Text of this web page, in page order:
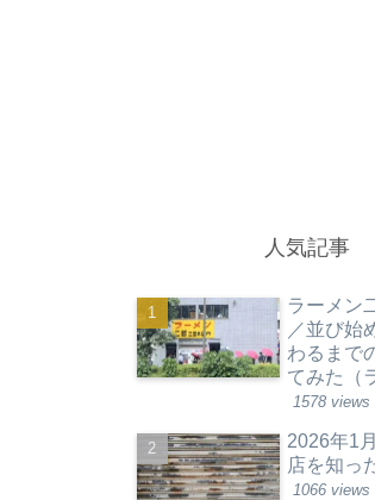
人気記事
ラーメン
／並び始
わるまで
てみた（
京都港区）
1578 views
2026年1
店を知っ
1066 views